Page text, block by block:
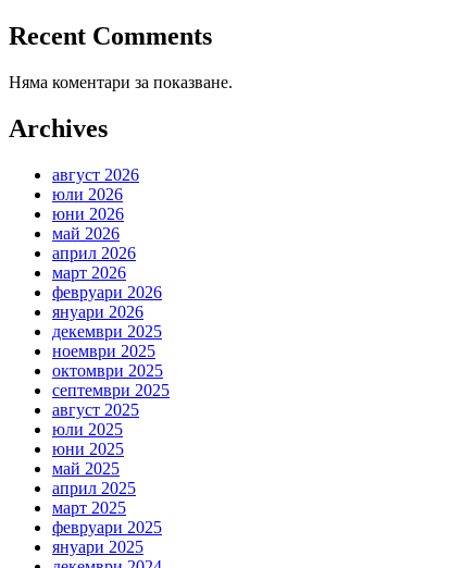
Recent Comments
Няма коментари за показване.
Archives
август 2026
юли 2026
юни 2026
май 2026
април 2026
март 2026
февруари 2026
януари 2026
декември 2025
ноември 2025
октомври 2025
септември 2025
август 2025
юли 2025
юни 2025
май 2025
април 2025
март 2025
февруари 2025
януари 2025